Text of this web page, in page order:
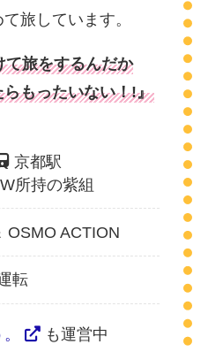
旅しています。
て旅をするんだか
もったいない！!』
京都駅
所持の紫組
OSMO ACTION
転
も運営中